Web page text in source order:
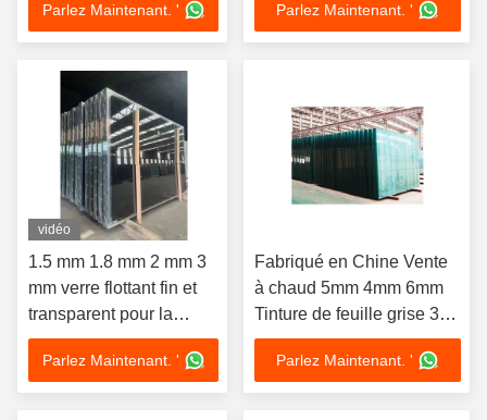
Résistant aux produits
chimiques et à la
corrosion
Parlez Maintenant. ' Parlez Maintenant. '
vidéo
1.5 mm 1.8 mm 2 mm 3
mm verre flottant fin et
transparent pour la
construction
Parlez Maintenant. '
Fabriqué en Chine Vente
à chaud 5mm 4mm 6mm
Tinture de feuille grise 3-
19mm Noir Bon prix
Couleur de verre flottant
Parlez Maintenant. '